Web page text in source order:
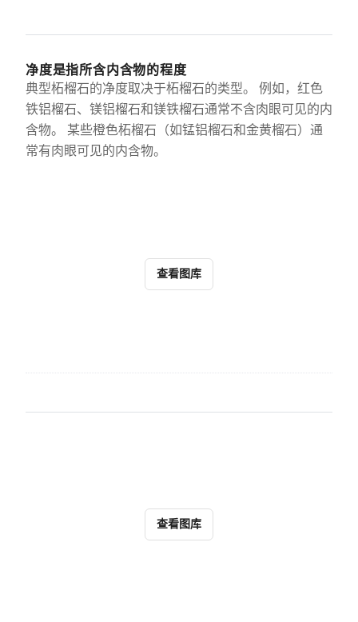
净度是指所含内含物的程度
典型柘榴石的净度取决于柘榴石的类型。 例如，红色
铁铝榴石、镁铝榴石和镁铁榴石通常不含肉眼可见的内
含物。 某些橙色柘榴石（如锰铝榴石和金黄榴石）通
常有肉眼可见的内含物。
查看图库
查看图库